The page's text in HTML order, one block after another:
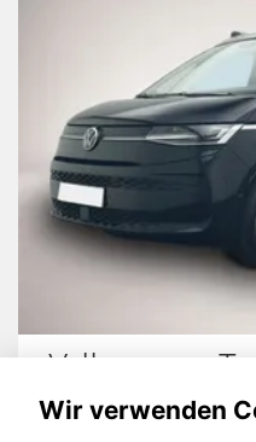
Volkswagen T7
Wir verwenden